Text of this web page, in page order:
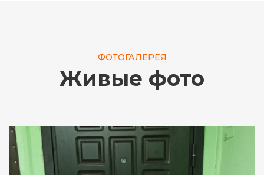
ФОТОГАЛЕРЕЯ
Живые фото